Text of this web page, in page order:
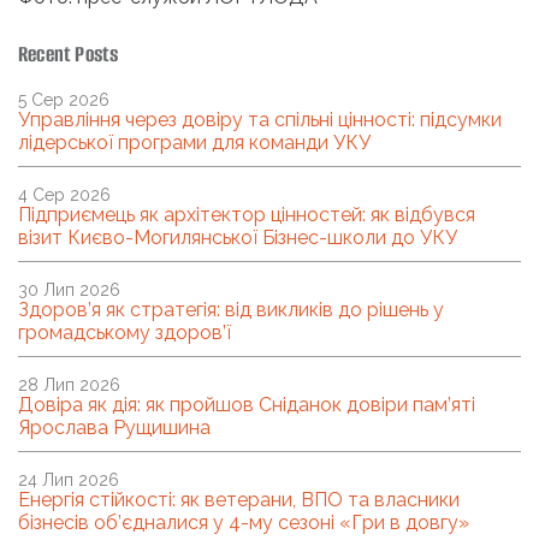
Recent Posts
Управління через довіру та спільні цінності: підсумки
лідерської програми для команди УКУ
5 Сер 2026
Підприємець як архітектор цінностей: як відбувся
візит Києво-Могилянської Бізнес-школи до УКУ
4 Сер 2026
Здоров’я як стратегія: від викликів до рішень у
громадському здоров’ї
30 Лип 2026
Довіра як дія: як пройшов Сніданок довіри пам’яті
Ярослава Рущишина
28 Лип 2026
Енергія стійкості: як ветерани, ВПО та власники
бізнесів об’єдналися у 4-му сезоні «Гри в довгу»
24 Лип 2026